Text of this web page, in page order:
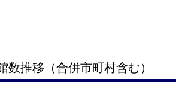
数推移（合併市町村含む）